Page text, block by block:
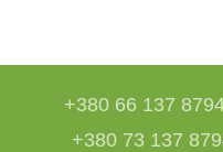
+380 66 137
+380 73 137